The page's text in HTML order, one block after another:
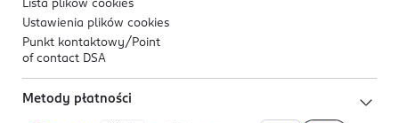
Lista plików cookies
Ustawienia plików cookies
Punkt kontaktowy/ Point
of contact DSA
Metody płatności